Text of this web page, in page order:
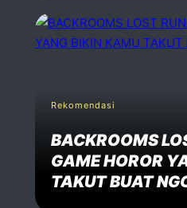
Rekomendasi
BACKROOMS
GAME HOROR
TAKUT BUAT